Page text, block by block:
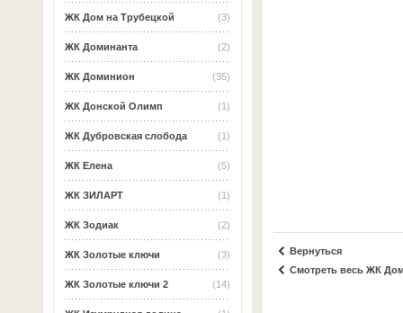
(3)
ЖК Дом на Трубецкой
(2)
ЖК Доминанта
(35)
ЖК Доминион
(1)
ЖК Донской Олимп
(1)
ЖК Дубровская слобода
(5)
ЖК Елена
(1)
ЖК ЗИЛАРТ
(2)
ЖК Зодиак
(3)
ЖК Золотые ключи
(14)
ЖК Золотые ключи 2
Вернуться
Смотреть весь ЖК